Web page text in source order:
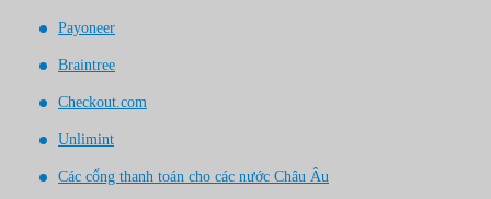
Payoneer
Braintree
Checkout.com
Unlimint
Các cổng thanh toán cho các nước Châu Âu